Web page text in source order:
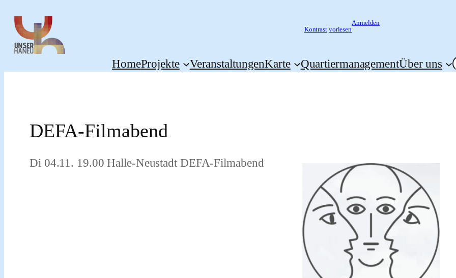
Inhalt
springen
Kontrast| vorlesen
Anmelden
HomeProjekte VeranstaltungenKarte QuartiermanagementÜber uns
DEFA-Filmabend
Di 04.11. 19.00 Halle-Neustadt DEFA-Filmabend